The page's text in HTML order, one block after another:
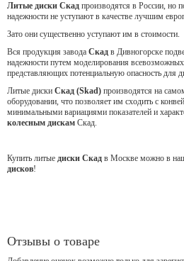
Литые диски Скад производятся в России, но
надежности не уступают в качестве лучшим
Зато они существенно уступают им в стоимости.
Вся продукция завода Скад в Дивногорске
надежности путем моделирования
представляющих потенциальную опасность для
Литые диски Скад (Skad) производятся на
оборудовании, что позволяет им сходить с
минимальными вариациями показателей и
колесным дискам Скад.
Купить литые диски Скад в Москве можно в
дисков!
Отзывы о товаре